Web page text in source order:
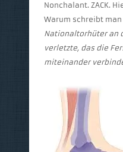
Nonchalant. ZACK.
Warum schreibt
Nationaltorhüter an
verletzte, das die
miteinander